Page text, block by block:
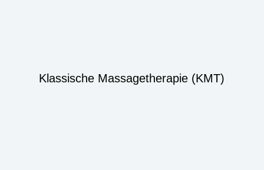
Klassische Massagetherapie (KMT)